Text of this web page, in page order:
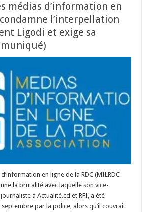
médias d’information en
l’interpellation
Ligodi et exige sa
en ligne de la RDC (MILRDC
la brutalité avec laquelle son vice-
à Actualité.cd et RFI, a été
par la police, alors qu’il couvrait